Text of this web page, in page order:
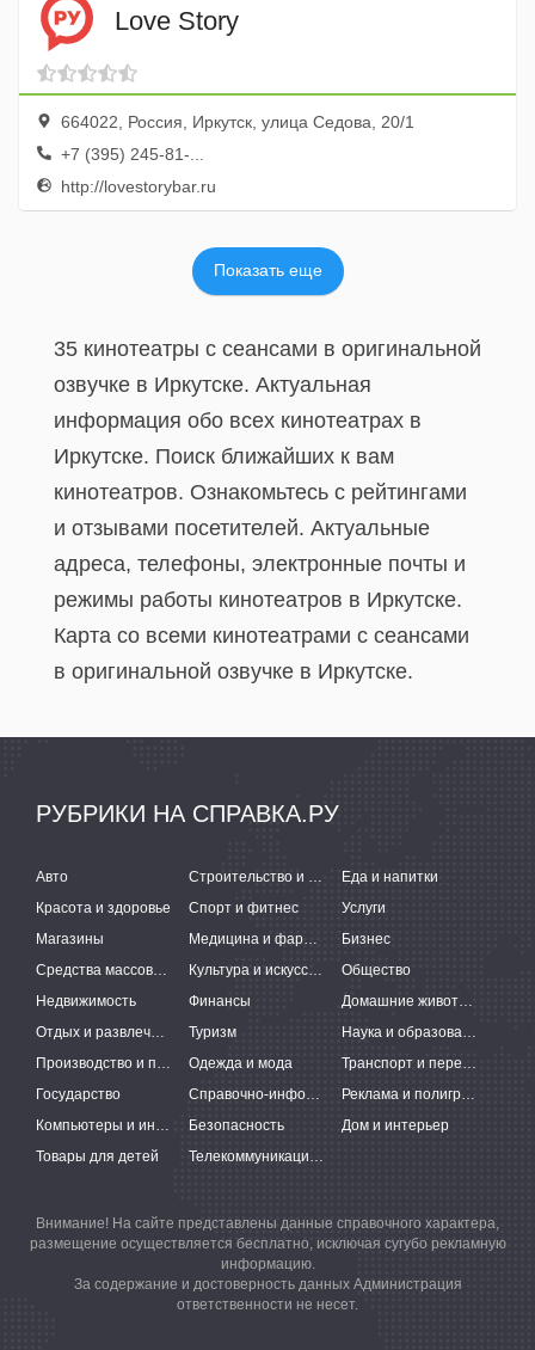
Love Story
664022, Россия, Иркутск, улица Седова, 20/1
+7 (395) 245-81-...
http://lovestorybar.ru
Показать еще
35 кинотеатры с сеансами в оригинальной
озвучке в Иркутске. Актуальная
информация обо всех кинотеатрах в
Иркутске. Поиск ближайших к вам
кинотеатров. Ознакомьтесь с рейтингами
и отзывами посетителей. Актуальные
адреса, телефоны, электронные почты и
режимы работы кинотеатров в Иркутске.
Карта со всеми кинотеатрами с сеансами
в оригинальной озвучке в Иркутске.
РУБРИКИ НА СПРАВКА.РУ
Авто Строительство и ремонт
Еда и напитки
Красота и здоровье
Спорт и фитнес
Услуги
Магазины
Медицина и фармацевтика
Бизнес
Средства массовой информации
Культура и искусство
Общество
Недвижимость
Финансы
Домашние животные
Отдых и развлечения
Туризм
Наука и образование
Производство и поставки
Одежда и мода
Транспорт и перевозки
Государство
Справочно-информационные системы
Реклама и полиграфия
Компьютеры и интернет
Безопасность
Дом и интерьер
Товары для детей
Телекоммуникации и связь
Внимание! На сайте представлены данные справочного характера,
размещение осуществляется бесплатно, исключая сугубо рекламную
информацию.
За содержание и достоверность данных Администрация
ответственности не несет.